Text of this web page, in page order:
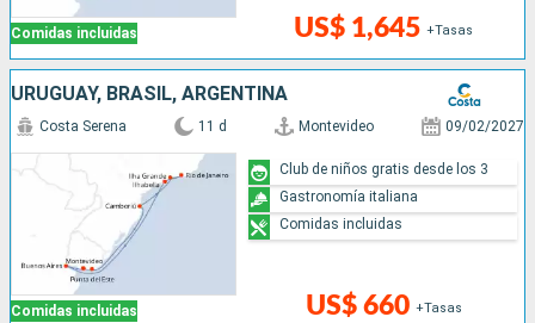
Comidas incluidas US$ 1,645 +Tasas
URUGUAY, BRASIL, ARGENTINA
Comidas incluidas
Costa Serena 11 d Montevideo 09/02/2027
US$ 660 +Tasas
Club de niños gratis desde los 3
Gastronomía italiana
Comidas incluidas